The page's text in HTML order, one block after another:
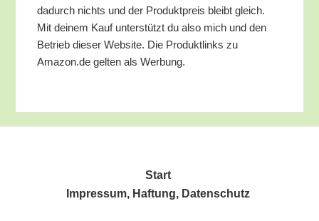
dadurch nichts und der Pro­dukt­preis bleibt gleich.
Mit dei­nem Kauf unter­stützt du also mich und den
Betrieb die­ser Web­site. Die Pro­dukt­links zu
Amazon.de gel­ten als Werbung.
Start
Impres­sum, Haf­tung, Datenschutz